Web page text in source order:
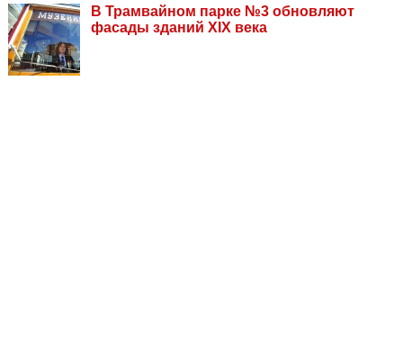
В Трамвайном парке №3 обновляют
фасады зданий XIX века